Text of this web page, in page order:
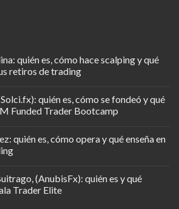
quién es, cómo hace scalping y qué
retiros de trading
quién es, cómo se fondeó y qué
Funded Trader Bootcamp
quién es, cómo opera y qué enseña en
(AnubisFx): quién es y qué
Trader Elite